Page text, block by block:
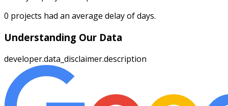
0 projects had an average delay ofdays.
Understanding Our Data
developer.data_disclaimer.description